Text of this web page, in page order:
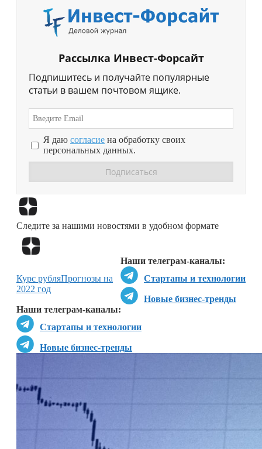
Рассылка Инвест-Форсайт
Подпишитесь и получайте популярные
статьи в вашем почтовом ящике.
Я даю согласие на обработку своих
персональных данных.
Следите за нашими новостями в удобном формате
Наши телеграм-каналы:
Стартапы и технологии
Новые бизнес-тренды
Наши телеграм-каналы:
Стартапы и технологии
Новые бизнес-тренды
Курс рубляПрогнозы на
2022 год